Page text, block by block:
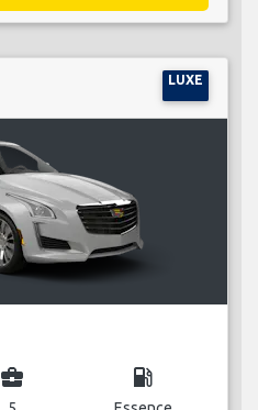
LUXE
business_center local_gas_station